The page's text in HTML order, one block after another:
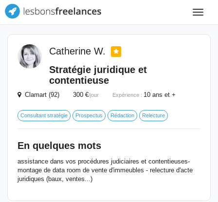
Toggle
Catherine W.
Stratégie juridique et
contentieuse
Clamart (92) 300 €/jour Expérience : 10 ans et +
Consultant stratégie Prospectus Rédaction Relecture
En quelques mots
assistance dans vos procédures judiciaires et contentieuses-
montage de data room de vente d'immeubles - relecture d'acte
juridiques (baux, ventes...)